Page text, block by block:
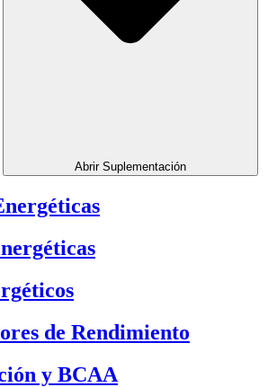
Abrir Suplementación
de Rendimiento
y BCAA